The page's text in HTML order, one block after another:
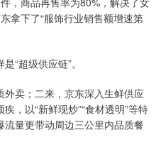
拿下了“服饰行业销售额增速第
“超级供应链”。
卖；二来，京东深入生鲜供应
，以“新鲜现炒”“食材透明”等特
量更带动周边三公里内品质餐